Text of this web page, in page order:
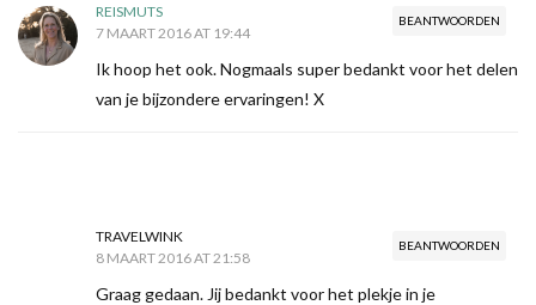
BEANTWOORDEN
REISMUTS
7 MAART 2016 AT 19:44
Ik hoop het ook. Nogmaals super bedankt voor het delen
van je bijzondere ervaringen! X
BEANTWOORDEN
TRAVELWINK
8 MAART 2016 AT 21:58
Graag gedaan. Jij bedankt voor het plekje in je